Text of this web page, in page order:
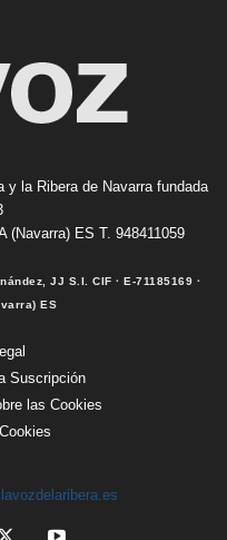
y la Ribera de Navarra fundada
(Navarra) ES T. 948411059
JJ S.I. CIF · E-71185169 ·
ES
Suscripción
las Cookies